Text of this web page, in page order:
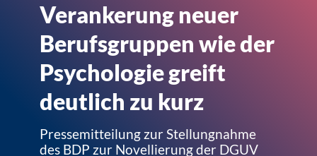
Verankerung neuer
Berufsgruppen wie der
Psychologie greift
deutlich zu kurz
Pressemitteilung zur Stellungnahme
des BDP zur Novellierung der DGUV